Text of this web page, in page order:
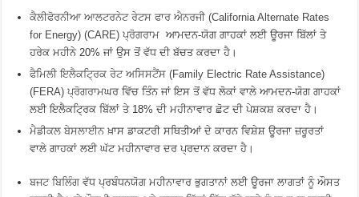
ਕੈਲੀਫੋਰਨੀਆ ਆਲਟਰਨੇਟ ਰੇਟਸ ਫਾਰ ਐਨਰਜੀ (California Alternate Rates
for Energy) (CARE) ਪ੍ਰੋਗਰਾਮ ਆਮਦਨ-ਯੋਗ ਗਾਹਕਾਂ ਲਈ ਊਰਜਾ ਬਿੱਲਾਂ ਤੇ
ਹਰੇਕ ਮਹੀਨੇ 20% ਜਾਂ ਉਸ ਤੋਂ ਵੱਧ ਦੀ ਬੱਚਤ ਕਰਦਾ ਹੈ।
ਫੈਮਿਲੀ ਇਲੈਕਟ੍ਰਿਕ ਰੇਟ ਅਸਿਸਟੈਂਸ (Family Electric Rate Assistance)
(FERA) ਪ੍ਰੋਗਰਾਮਘਰ ਵਿੱਚ ਤਿੰਨ ਜਾਂ ਇਸ ਤੋਂ ਵੱਧ ਲੋਕਾਂ ਵਾਲੇ ਆਮਦਨ-ਯੋਗ ਗਾਹਕਾਂ
ਲਈ ਇਲੈਕਟ੍ਰਿਕ ਬਿੱਲਾਂ ਤੇ 18% ਦੀ ਮਹੀਨਾਵਾਰ ਛੋਟ ਦੀ ਪੇਸ਼ਕਸ਼ ਕਰਦਾ ਹੈ।
ਮੈਡੀਕਲ ਬੇਸਲਾਈਨਖ਼ਾਸ ਡਾਕਟਰੀ ਸਥਿਤੀਆਂ ਦੇ ਕਾਰਨ ਵਿਸ਼ੇਸ਼ ਊਰਜਾ ਜ਼ਰੂਰਤਾਂ
ਵਾਲੇ ਗਾਹਕਾਂ ਲਈ ਘੱਟ ਮਹੀਨਾਵਾਰ ਦਰ ਪ੍ਰਦਾਨ ਕਰਦਾ ਹੈ।
ਬਜਟ ਬਿਲਿੰਗਵੱਧ ਪ੍ਰਬੰਧਨਯੋਗ ਮਹੀਨਾਵਾਰ ਭੁਗਤਾਨਾਂ ਲਈ ਊਰਜਾ ਲਾਗਤਾਂ ਨੂੰ ਔਸਤ